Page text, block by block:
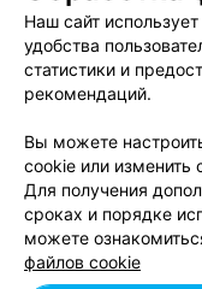
Публичный
Связаться
Наш сайт
удобства
статистики и
рекомендаций.
Вы можете
cookie или изменить
Для получения
сроках и порядке
можете
файлов cookie